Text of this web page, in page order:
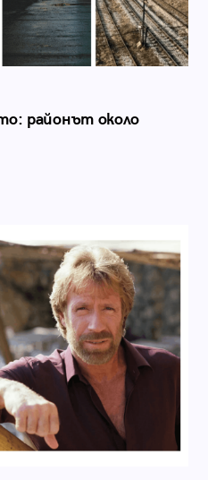
районът около